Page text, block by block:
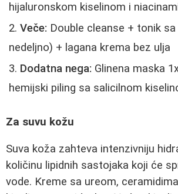
hijaluronskom kiselinom i
Veče: Double cleanse + tonik
nedeljno) + lagana krema bez ulja
Dodatna nega: Glinena maska
hemijski piling sa salicilnom
Za suvu kožu
Suva koža zahteva intenzivniju
količinu lipidnih sastojaka koji će
vode. Kreme sa ureom,